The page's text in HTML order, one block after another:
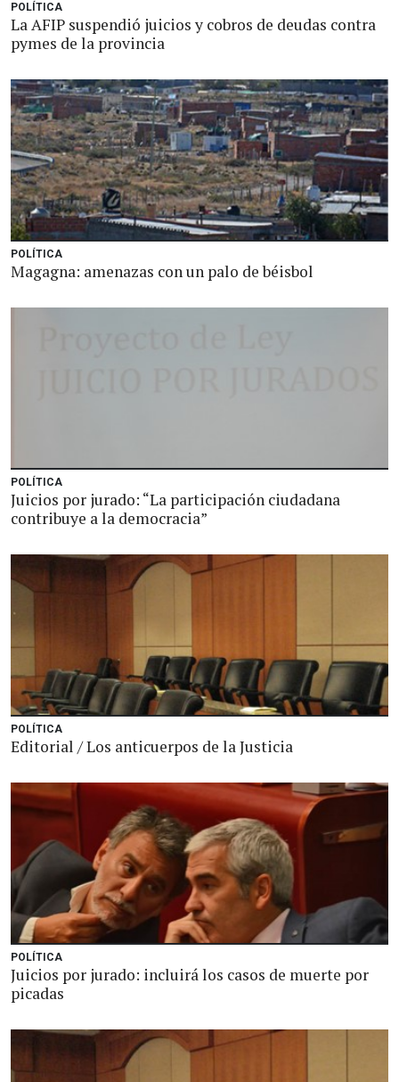
POLÍTICA
La AFIP suspendió juicios y cobros de deudas contra
pymes de la provincia
POLÍTICA
Magagna: amenazas con un palo de béisbol
POLÍTICA
Juicios por jurado: “La participación ciudadana
contribuye a la democracia”
POLÍTICA
Editorial / Los anticuerpos de la Justicia
POLÍTICA
Juicios por jurado: incluirá los casos de muerte por
picadas